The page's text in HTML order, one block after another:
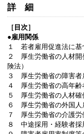
詳細
［目次］
●雇用関係
１ 若者雇用促進法に基
２ 厚生労働省の人材開
険法）
３ 厚生労働省の障害者
４ 厚生労働省の高年齢
５ 厚生労働省の人材確
６ 厚生労働省の外国人
７ 厚生労働省の介護労
８ 中途採用・経験者採